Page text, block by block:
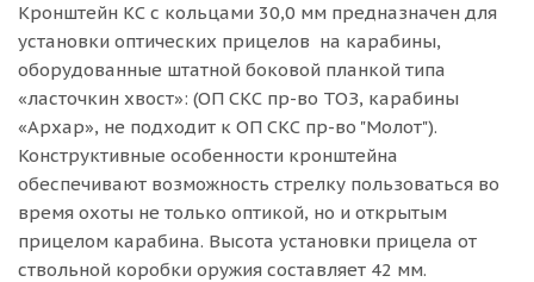
Кронштейн КС с кольцами 30,0 мм предназначен для
установки оптических прицелов на карабины,
оборудованные штатной боковой планкой типа
«ласточкин хвост»: (ОП СКС пр-во ТОЗ, карабины
«Архар», не подходит к ОП СКС пр-во "Молот").
Конструктивные особенности кронштейна
обеспечивают возможность стрелку пользоваться во
время охоты не только оптикой, но и открытым
прицелом карабина. Высота установки прицела от
ствольной коробки оружия составляет 42 мм.